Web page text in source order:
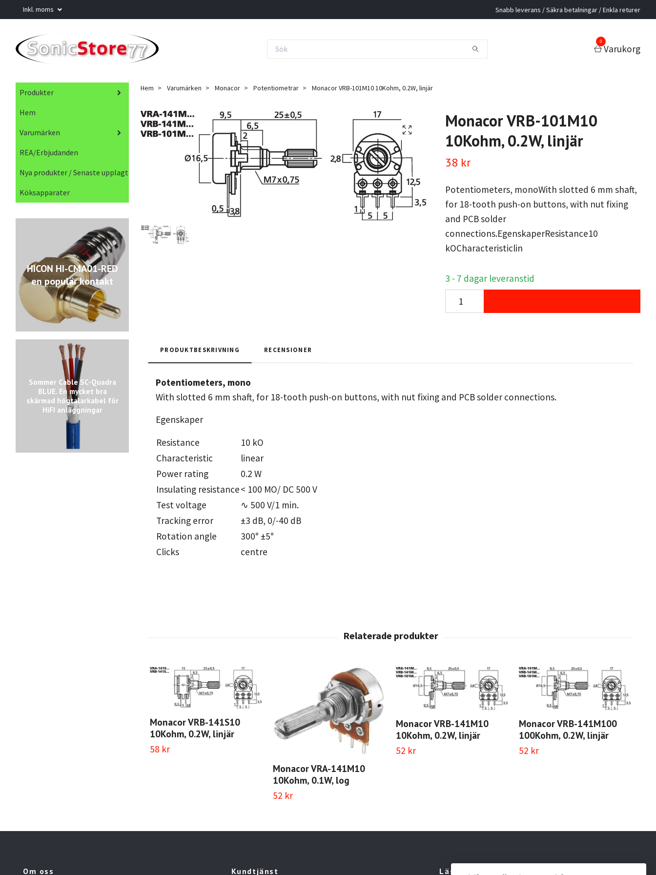
Inkl. moms Snabb leverans / Säkra betalningar / Enkla returer
0
Varukorg
Produkter
Hem
Varumärken
REA/Erbjudanden
Nya produkter / Senaste upplagt
Köksapparater
HICON HI-CMA01-RED
en populär kontakt
Sommer Cable SC-Quadra
BLUE. En mycket bra
skärmad högtalarkabel för
HiFI anläggningar
Hem Varumärken Monacor Potentiometrar Monacor VRB-101M10 10Kohm, 0.2W, linjär
Monacor VRB-101M10
10Kohm, 0.2W, linjär
38 kr
Potentiometers, monoWith slotted 6 mm shaft,
for 18-tooth push-on buttons, with nut fixing
and PCB solder
connections.EgenskaperResistance10
kOCharacteristiclin
3 - 7 dagar leveranstid
PRODUKTBESKRIVNING RECENSIONER
Potentiometers, mono
With slotted 6 mm shaft, for 18-tooth push-on buttons, with nut fixing and PCB solder connections.
Egenskaper
Resistance
10 kO
Characteristic
linear
Power rating
0.2 W
Insulating resistance< 100 MO/ DC 500 V
Test voltage
∿ 500 V/1 min.
Tracking error
±3 dB, 0/-40 dB
Rotation angle
300° ±5°
Clicks
centre
Monacor VRB-141S10
10Kohm, 0.2W, linjär
58 kr
Monacor VRA-141M10
10Kohm, 0.1W, log
52 kr
Monacor VRB-141M10
10Kohm, 0.2W, linjär
52 kr
Monacor VRB-141M100
100Kohm, 0.2W, linjär
52 kr
Om oss Kundtjänst Läs mer